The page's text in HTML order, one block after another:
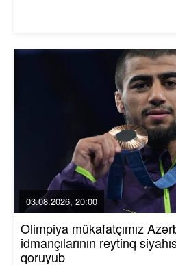
03.08.2026, 20:00
Olimpiya mükafatçımız
idmançılarının reytinq
qoruyub